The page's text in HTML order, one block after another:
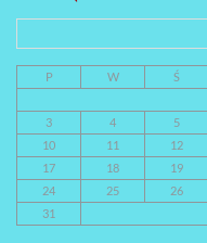
P W Ś
3
4 5
10
11 12
17
18 19
24
25 26
31